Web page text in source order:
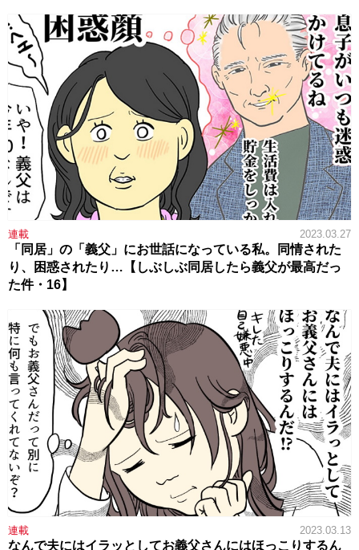
連載 2023.03.27
「同居」の「義父」にお世話になっている私。同情された
り、困惑されたり…【しぶしぶ同居したら義父が最高だっ
た件・16】
連載 2023.03.13
なんで夫にはイラッとしてお義父さんにはほっこりするん